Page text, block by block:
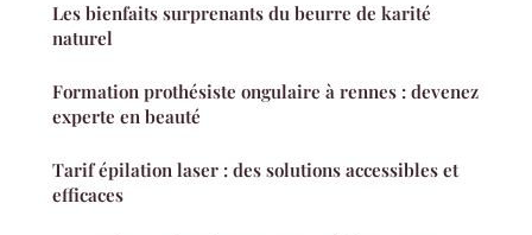
Les bienfaits surprenants du beurre de karité
naturel
Formation prothésiste ongulaire à rennes : devenez
experte en beauté
Tarif épilation laser : des solutions accessibles et
efficaces